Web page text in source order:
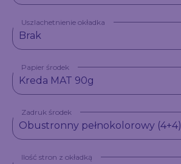
Uszlachetnienie okładka
Brak
Papier środek
Kreda MAT 90g
Zadruk środek
Obustronny pełnokolorowy (4+4)
Ilość stron z okładką